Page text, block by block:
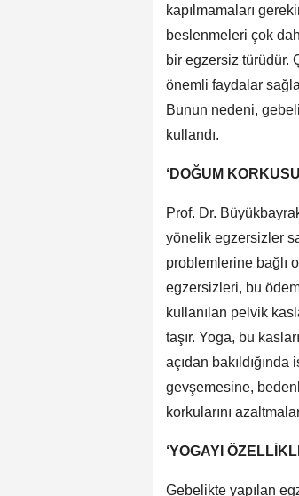
kapılmamaları
beslenmeleri çok
bir egzersiz türüdür.
önemli faydalar
Bunun nedeni,
kullandı.
‘DOĞUM
Prof. Dr.
yönelik egzersizler
problemlerine bağlı
egzersizleri, bu
kullanılan pelvik
taşır. Yoga, bu
açıdan
gevşemesine,
korkularını
‘YOGAYI
Gebelikte yapılan